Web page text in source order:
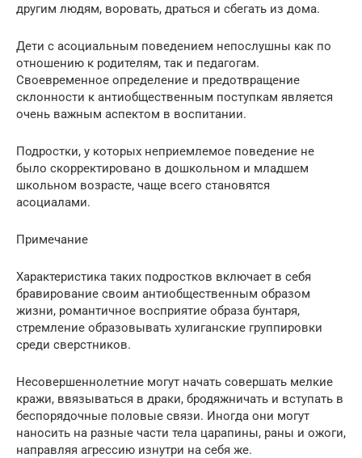
другим людям, воровать, драться и сбегать из дома.
Дети с асоциальным поведением непослушны как по
отношению к родителям, так и педагогам.
Своевременное определение и предотвращение
склонности к антиобщественным поступкам является
очень важным аспектом в воспитании.
Подростки, у которых неприемлемое поведение не
было скорректировано в дошкольном и младшем
школьном возрасте, чаще всего становятся
асоциалами.
Примечание
Характеристика таких подростков включает в себя
бравирование своим антиобщественным образом
жизни, романтичное восприятие образа бунтаря,
стремление образовывать хулиганские группировки
среди сверстников.
Несовершеннолетние могут начать совершать мелкие
кражи, ввязываться в драки, бродяжничать и вступать в
беспорядочные половые связи. Иногда они могут
наносить на разные части тела царапины, раны и ожоги,
направляя агрессию изнутри на себя же.